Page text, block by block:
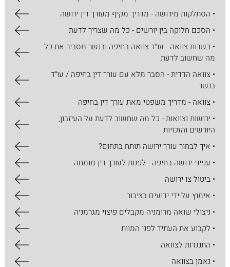
• הסתלקות מירושה - מדריך מקיף מעורך דין ירושה
• הסכם חלוקה בין יורשים - כל מה שצריך לדעת
• כשרות צוואה - עו״ד צוואה בחיפה ובנשר מסביר את כל
מה שחשוב לדעת
• צוואה הדדית - הסבר מלא עם עורך דין בחיפה / עו״ד
בנשר
• צוואה - מדריך משפטי מאת עורך דין בחיפה
• ירושות וצוואות - כל מה שחשוב לדעת על העיזבון,
היורשים והזכויות
• איך לבחור עורך ירושה תותח בתחום?
• ענייני ירושה בחיפה - לפנות לעורך דין מומחה
• ביטול צו ירושה
• אימוץ על-ידי ידועים בציבור
• ניצולי שואה מרומניה מקבלים פיצוי מגרמניה
• לקבוע את העתיד לפני המוות
• התנגדות לצוואה
• נאמן בצוואה